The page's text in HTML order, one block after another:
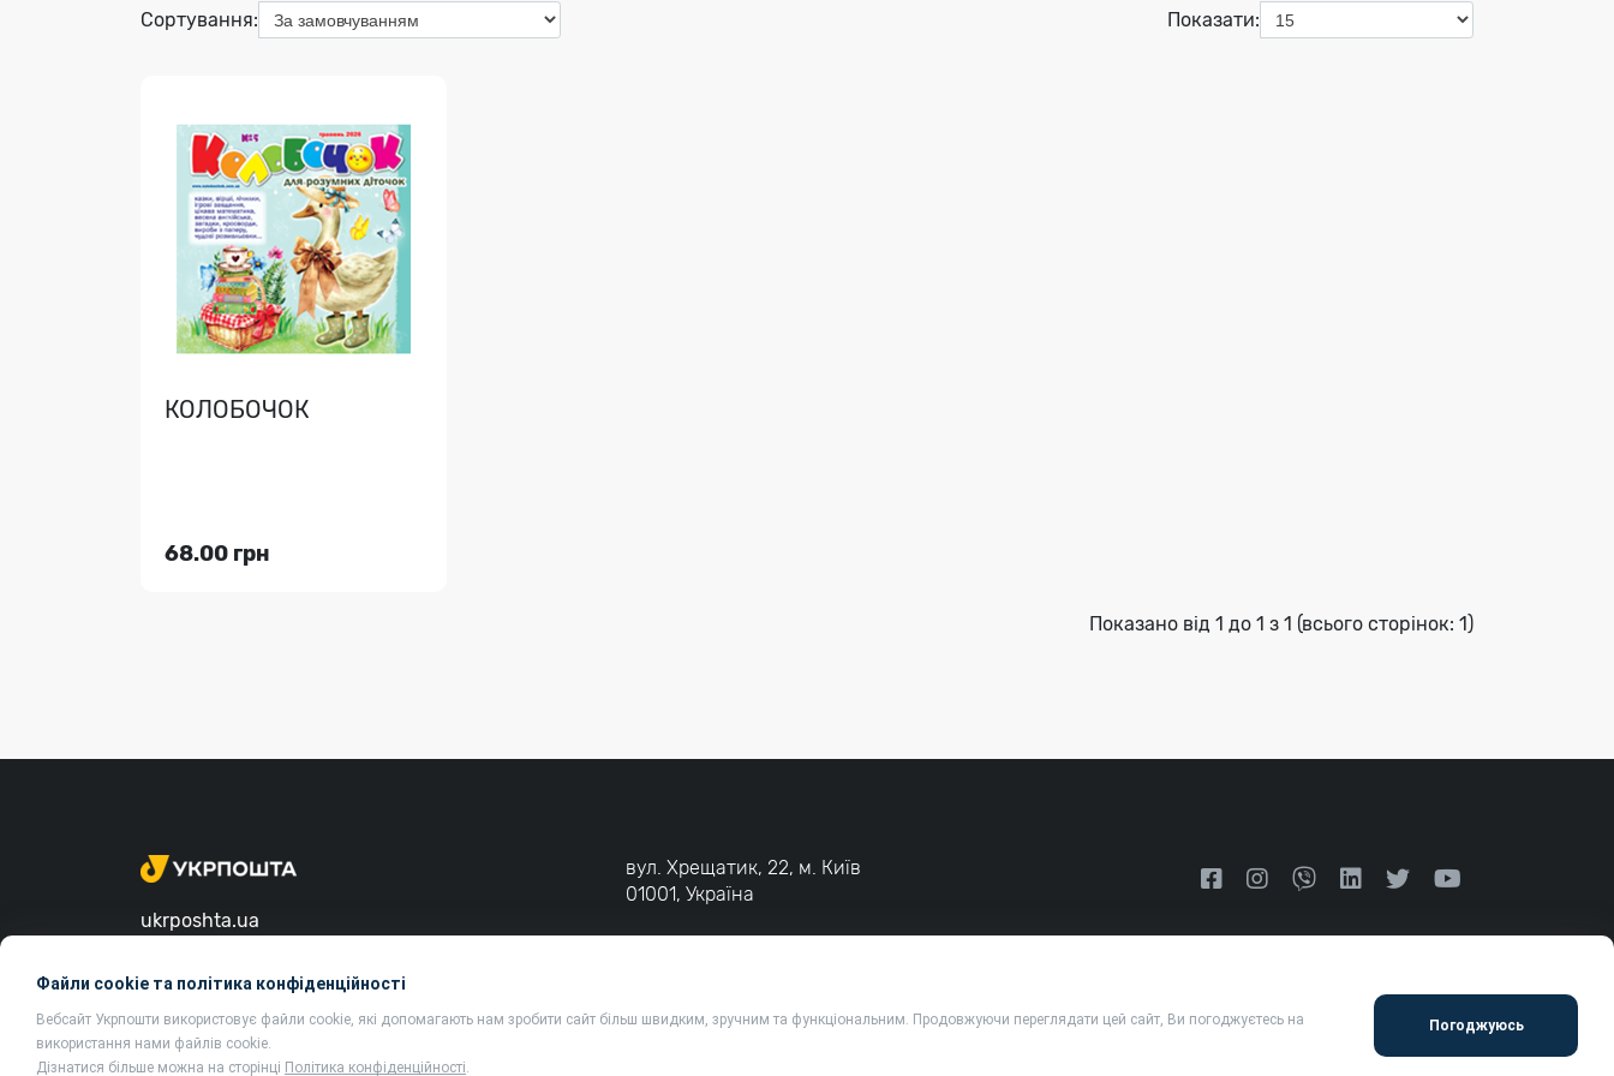
Сортування: Показати:
КОЛОБОЧОК
68.00 грн
Переглянути
Показано від 1 до 1 з 1 (всього сторінок: 1)
Файли cookie та політика конфіденційності
Вебсайт Укрпошти використовує файли cookie, які допомагають нам зробити сайт більш швидким, зручним та функціональним. Продовжуючи переглядати цей сайт, Ви погоджуєтесь на
використання нами файлів cookie.
Дізнатися більше можна на сторінці Політика конфіденційності.
ukrposhta.ua
вул. Хрещатик, 22, м. Київ
01001, Україна